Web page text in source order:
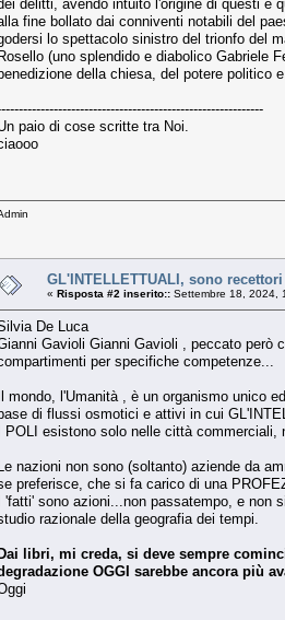
delitti, avendo intuito l'origine di questi e
fine bollato dai conniventi notabili del
lo spettacolo sinistro del trionfo del
(uno splendido e diabolico Gabriele
della chiesa, del potere politico
paio di cose scritte tra Noi.
GL'INTELLETTUALI, sono
« Risposta #2 inserito:: Settembre 18, 2024,
De Luca
Gavioli Gianni Gavioli , peccato però
per specifiche competenze...
mondo, l'Umanità , è un organismo unico
di flussi osmotici e attivi in cui
POLI esistono solo nelle città commerciali,
nazioni non sono (soltanto) aziende da
preferisce, che si fa carico di una
'fatti' sono azioni...non passatempo, e non
razionale della geografia dei tempi.
libri, mi creda, si deve sempre
OGGI sarebbe ancora più